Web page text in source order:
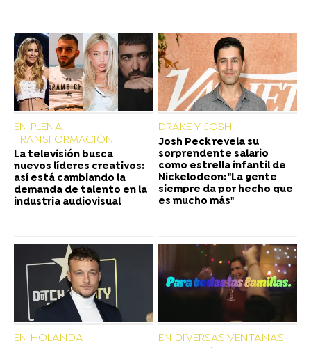
EN PLENA
TRANSFORMACIÓN
La televisión busca
nuevos líderes creativos:
así está cambiando la
demanda de talento en la
industria audiovisual
DRAKE Y JOSH
Josh Peck revela su
sorprendente salario
como estrella infantil de
Nickelodeon: "La gente
siempre da por hecho que
es mucho más"
EN HOLANDA EN DIVERSAS VENTANAS